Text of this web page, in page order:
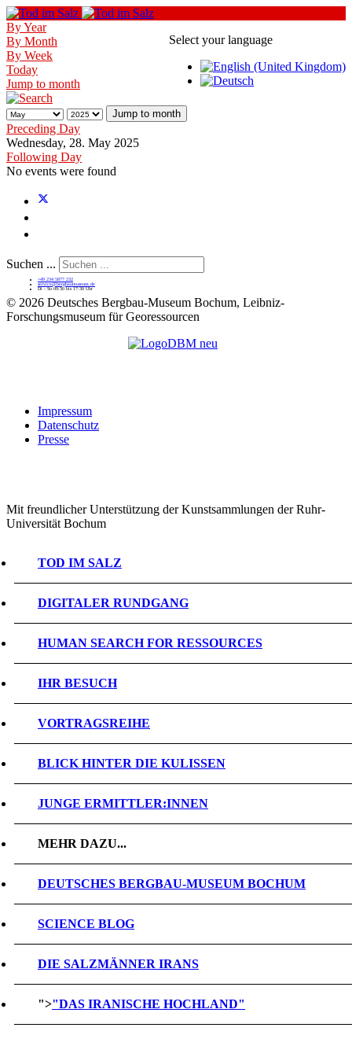
Select your language
By Year
By Month
By Week
Today
Jump to month
Jump to month
Preceding Day
Wednesday, 28. May 2025
Following Day
No events were found
Suchen ...
+49 234 5877 232
service@bergbaumuseum.de
Di - So 09:30 bis 17:30 Uhr
© 2026 Deutsches Bergbau-Museum Bochum, Leibniz-
Forschungsmuseum für Georessourcen
Impressum
Datenschutz
Presse
Mit freundlicher Unterstützung der Kunstsammlungen der Ruhr-
Universität Bochum
TOD IM SALZ
DIGITALER RUNDGANG
HUMAN SEARCH FOR RESSOURCES
IHR BESUCH
VORTRAGSREIHE
BLICK HINTER DIE KULISSEN
JUNGE ERMITTLER:INNEN
MEHR DAZU...
DEUTSCHES BERGBAU-MUSEUM BOCHUM
SCIENCE BLOG
DIE SALZMÄNNER IRANS
">"DAS IRANISCHE HOCHLAND"